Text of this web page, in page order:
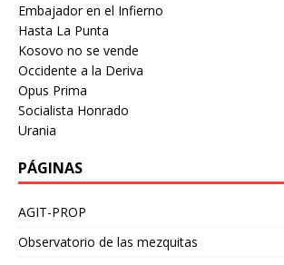
Embajador en el Infierno
Hasta La Punta
Kosovo no se vende
Occidente a la Deriva
Opus Prima
Socialista Honrado
Urania
PÁGINAS
AGIT-PROP
Observatorio de las mezquitas